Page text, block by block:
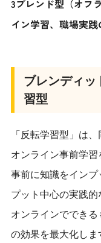
3ブレンド型（オフ
イン学習、職場実践
ブレンディ
習型
「反転学習型」は
オンライン事前学習
事前に知識をインプ
プット中心の実践
オンラインででき
の効果を最大化しま